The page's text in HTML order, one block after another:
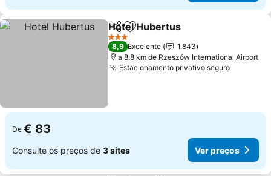
PartilharAdicionar aos favoritos
Hotel Hubertus
3 Estrelas
8,9 Excelente
1.843
a 8.8 km de Rzeszów International Airport
Estacionamento privativo seguro
De € 83
Consulte os preços de 3 sites Ver preços